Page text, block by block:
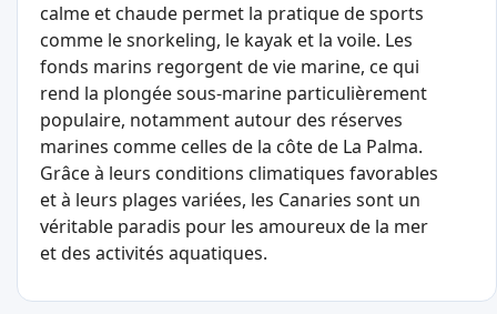
calme et chaude permet la pratique de sports
comme le snorkeling, le kayak et la voile. Les
fonds marins regorgent de vie marine, ce qui
rend la plongée sous-marine particulièrement
populaire, notamment autour des réserves
marines comme celles de la côte de La Palma.
Grâce à leurs conditions climatiques favorables
et à leurs plages variées, les Canaries sont un
véritable paradis pour les amoureux de la mer
et des activités aquatiques.